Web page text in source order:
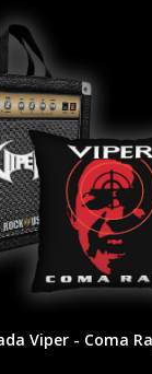
Viper - Coma